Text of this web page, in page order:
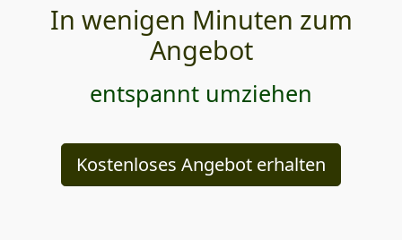
In wenigen Minuten zum
Angebot
entspannt umziehen
Kostenloses Angebot erhalten